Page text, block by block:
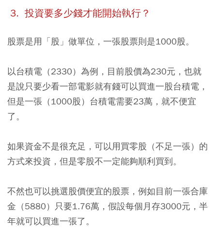
3. 投資要多少錢才能開始執行？
股票是用「股」做單位，一張股票則是1000股。
以台積電（2330）為例，目前股價為230元，也就
是說只要少看一部電影就有錢可以買進一股台積電，
但是一張（1000股）台積電需要23萬，就不便宜
了。
如果資金不是很充足，可以用買零股（不足一張）的
方式來投資，但是零股不一定能夠順利買到。
不然也可以挑選股價便宜的股票，例如目前一張合庫
金（5880）只要1.76萬，假設每個月存3000元，半
年就可以買進一張了。